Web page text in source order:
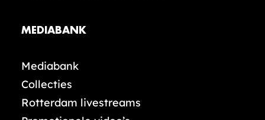
MEDIABANK
Mediabank
Collecties
Rotterdam livestreams